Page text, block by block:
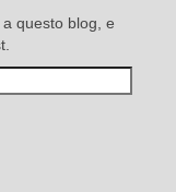
questo blog, e